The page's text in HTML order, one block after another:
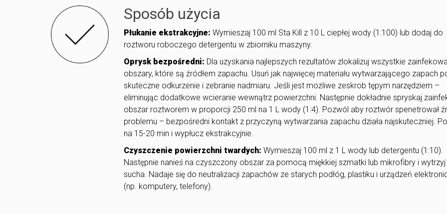
Sposób użycia
Płukanie ekstrakcyjne: Wymieszaj 100 ml Sta Kill z 10 L ciepłej wody (1:100) lub dodaj do
roztworu roboczego detergentu w zbiorniku maszyny.
Oprysk bezpośredni: Dla uzyskania najlepszych rezultatów zlokalizuj wszystkie
obszary, które są źródłem zapachu. Usuń jak najwięcej materiału wytwarzającego zapach
skuteczne odkurzenie i zebranie nadmiaru. Jeśli jest możliwe zeskrob tępym narzędziem –
eliminując dodatkowe wcieranie wewnątrz powierzchni. Następnie dokładnie spryskaj
obszar roztworem w proporcji 250 ml na 1 L wody (1:4). Pozwól aby roztwór spenetrował
problemu – bezpośredni kontakt z przyczyną wytwarzania zapachu działa najskuteczniej.
na 15-20 min i wypłucz ekstrakcyjnie.
Czyszczenie powierzchni twardych: Wymieszaj 100 ml z 1 L wody lub detergentu (1:10).
Następnie nanieś na czyszczony obszar za pomocą miękkiej szmatki lub mikrofibry i
sucha. Nadaje się do neutralizacji zapachów ze starych podłóg, plastiku i urządzeń
(np. komputery, telefony).